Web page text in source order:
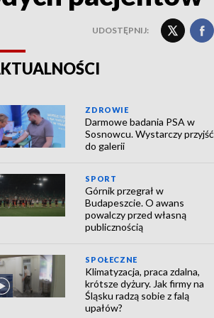
UDOSTĘPNIJ:
ZDROWIE
Darmowe badania PSA w
Sosnowcu. Wystarczy przyjść
do galerii
SPORT
Górnik przegrał w
Budapeszcie. O awans
powalczy przed własną
publicznością
SPOŁECZNE
Klimatyzacja, praca zdalna,
krótsze dyżury. Jak firmy na
Śląsku radzą sobie z falą
upałów?